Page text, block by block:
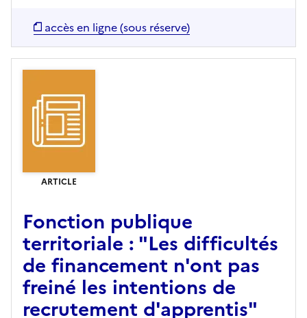
accès en ligne (sous réserve)
ARTICLE
Fonction publique
territoriale : "Les difficultés
de financement n'ont pas
freiné les intentions de
recrutement d'apprentis"